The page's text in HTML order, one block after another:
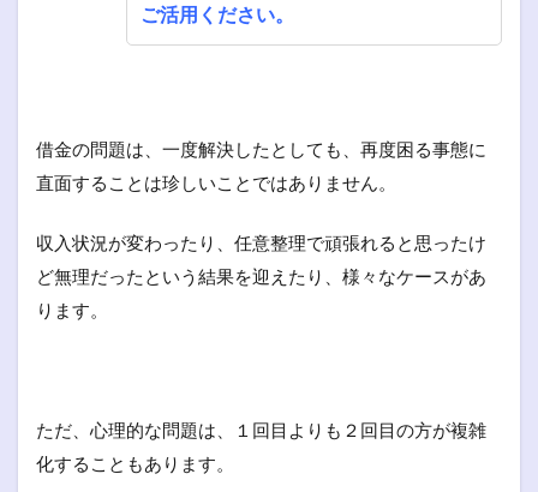
ご活用ください。
借金の問題は、一度解決したとしても、再度困る事態に
直面することは珍しいことではありません。
収入状況が変わったり、任意整理で頑張れると思ったけ
ど無理だったという結果を迎えたり、様々なケースがあ
ります。
ただ、心理的な問題は、１回目よりも２回目の方が複雑
化することもあります。